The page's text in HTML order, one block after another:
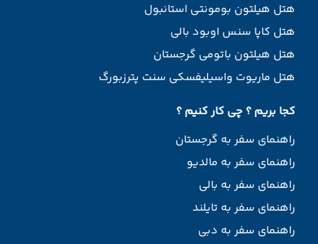
هتل هیلتون بومونتی استانبول
هتل کاپا سنس اوبود بالی
هتل هیلتون باتومی گرجستان
هتل ماریوت واسیلیفسکی سنت پترزبورگ
کجا بریم ؟ چی کار کنیم ؟
راهنمای سفر به گرجستان
راهنمای سفر به مالدیو
راهنمای سفر به بالی
راهنمای سفر به تایلند
راهنمای سفر به دبی